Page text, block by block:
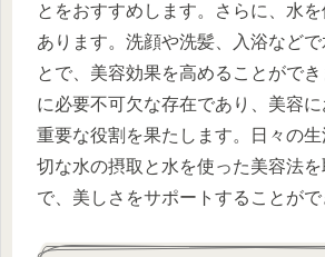
とをおすすめします。さらに、水
あります。洗顔や洗髪、入浴など
とで、美容効果を高めることがで
に必要不可欠な存在であり、美容
重要な役割を果たします。日々の
切な水の摂取と水を使った美容法
で、美しさをサポートすることがで